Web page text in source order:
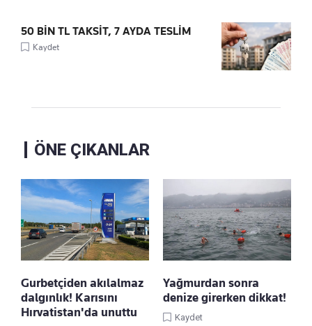
50 BİN TL TAKSİT, 7 AYDA TESLİM
Kaydet
ÖNE ÇIKANLAR
Gurbetçiden akılalmaz
dalgınlık! Karısını
Hırvatistan'da unuttu
Yağmurdan sonra
denize girerken dikkat!
Kaydet